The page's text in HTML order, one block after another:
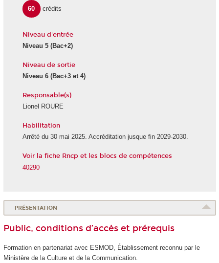
60 crédits
Niveau d'entrée
Niveau 5(Bac+2)
Niveau de sortie
Niveau 6(Bac+3 et 4)
Responsable(s)
Lionel ROURE
Habilitation
Arrêté du 30 mai 2025. Accréditation jusque fin 2029-2030.
Voir la fiche Rncp et les blocs de compétences
40290
PRÉSENTATION
Public, conditions d’accès et prérequis
Formation en partenariat avec ESMOD, Établissement reconnu par le
Ministère de la Culture et de la Communication.